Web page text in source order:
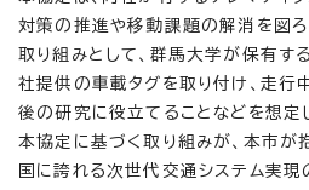
対策の推進や移動課題の解消を図ろ
取り組みとして、群馬大学が保有す
社提供の車載タグを取り付け、走行
後の研究に役立てることなどを想定
本協定に基づく取り組みが、本市が
国に誇れる次世代交通システム実現